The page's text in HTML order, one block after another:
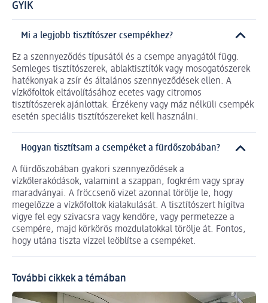
GYIK
Mi a legjobb tisztítószer csempékhez?
Ez a szennyeződés típusától és a csempe anyagától függ.
Semleges tisztítószerek, ablaktisztítók vagy mosogatószerek
hatékonyak a zsír és általános szennyeződések ellen. A
vízkőfoltok eltávolításához ecetes vagy citromos
tisztítószerek ajánlottak. Érzékeny vagy máz nélküli csempék
esetén speciális tisztítószereket kell használni.
Hogyan tisztítsam a csempéket a fürdőszobában?
A fürdőszobában gyakori szennyeződések a
vízkőlerakódások, valamint a szappan, fogkrém vagy spray
maradványai. A fröccsenő vizet azonnal törölje le, hogy
megelőzze a vízkőfoltok kialakulását. A tisztítószert hígítva
vigye fel egy szivacsra vagy kendőre, vagy permetezze a
csempére, majd körkörös mozdulatokkal törölje át. Fontos,
hogy utána tiszta vízzel leöblítse a csempéket.
További cikkek a témában